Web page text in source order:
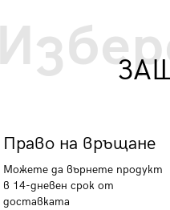
Право на връщане
Можете да върнете продукт
в 14-дневен срок от
доставката